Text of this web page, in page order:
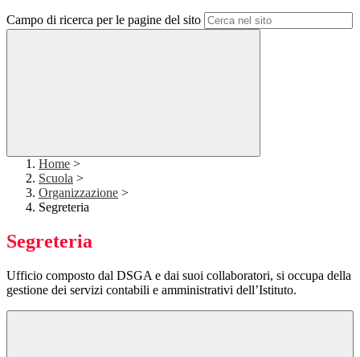
Campo di ricerca per le pagine del sito
Home >
Scuola >
Organizzazione >
Segreteria
Segreteria
Ufficio composto dal DSGA e dai suoi collaboratori, si occupa della
gestione dei servizi contabili e amministrativi dell’Istituto.